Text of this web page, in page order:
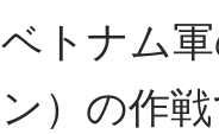
ベトナム
ン）の作